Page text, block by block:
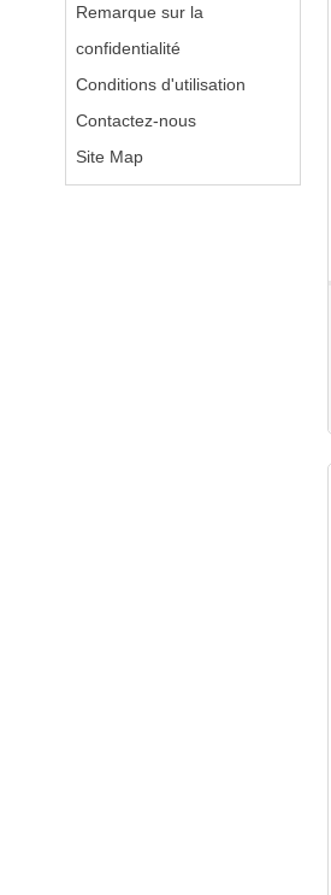
Remarque sur la
confidentialité
Conditions d'utilisation
Contactez-nous
Site Map